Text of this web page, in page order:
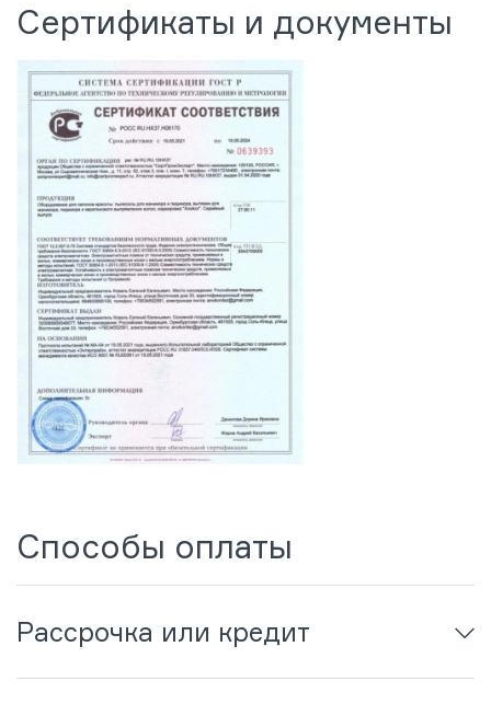
Сертификаты и документы
Способы оплаты
Рассрочка или кредит